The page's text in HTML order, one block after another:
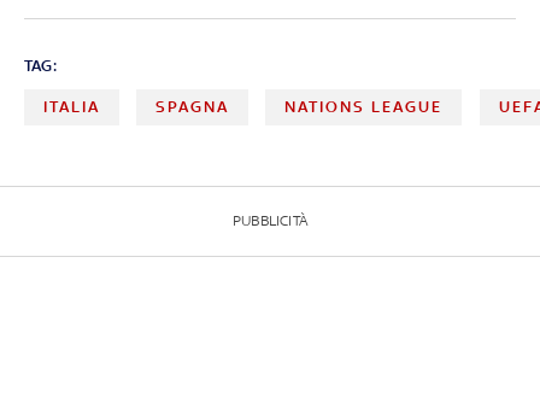
TAG:
ITALIA SPAGNA NATIONS LEAGUE
PUBBLICITÀ